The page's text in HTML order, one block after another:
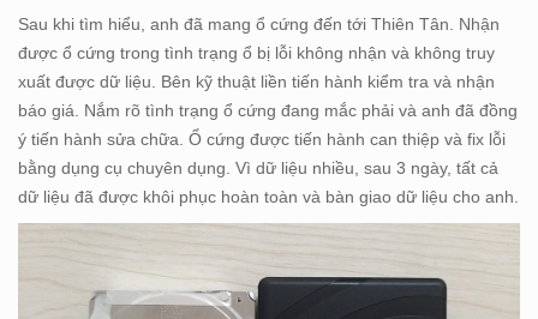
Sau khi tìm hiểu, anh đã mang ổ cứng đến tới Thiên Tân. Nhận
được ổ cứng trong tình trạng ổ bị lỗi không nhận và không truy
xuất được dữ liệu. Bên kỹ thuật liền tiến hành kiểm tra và nhận
báo giá. Nắm rõ tình trạng ổ cứng đang mắc phải và anh đã đồng
ý tiến hành sửa chữa. Ổ cứng được tiến hành can thiệp và fix lỗi
bằng dụng cụ chuyên dụng. Vì dữ liệu nhiều, sau 3 ngày, tất cả
dữ liệu đã được khôi phục hoàn toàn và bàn giao dữ liệu cho anh.